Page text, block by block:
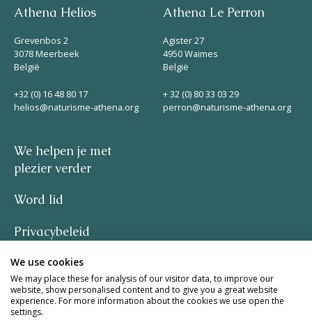
Athena Helios
Grevenbos 2
3078 Meerbeek
België
+32 (0) 16 48 80 17
helios@naturisme-athena.org
Athena Le Perron
Agister 27
4950 Waimes
België
+ 32 (0) 80 33 03 29
perron@naturisme-athena.org
We helpen je met
plezier verder
Word lid
Privacybeleid
–
quote by Rosie Haine
We use cookies
We may place these for analysis of our visitor data, to improve our
website, show personalised content and to give you a great website
experience. For more information about the cookies we use open the
settings.